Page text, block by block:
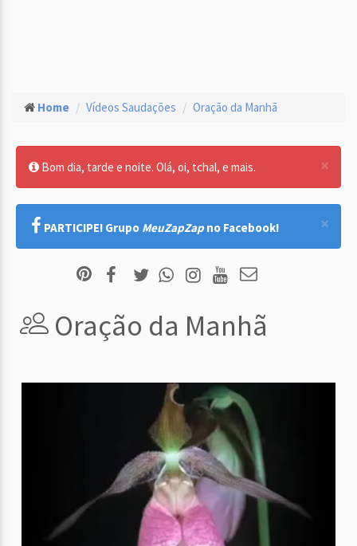
Home Vídeos Saudações Oração da Manhã
×
Bom dia, tarde e noite. Olá, oi, tchal, e mais.
×
PARTICIPE! Grupo MeuZapZap no Facebook!
Oração da Manhã